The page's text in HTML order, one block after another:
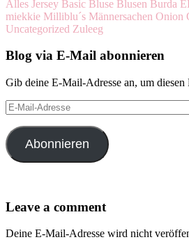
Alles Jersey Basic Bluse Blusen Burda
miekkie Milliblu´s Männersachen Onion
Uncategorized Zuleeg
Blog via E-Mail abonnieren
Gib deine E-Mail-Adresse an, um
E-
Mail-
Adresse
Abonnieren
Leave a comment
Deine E-Mail-Adresse wird nicht